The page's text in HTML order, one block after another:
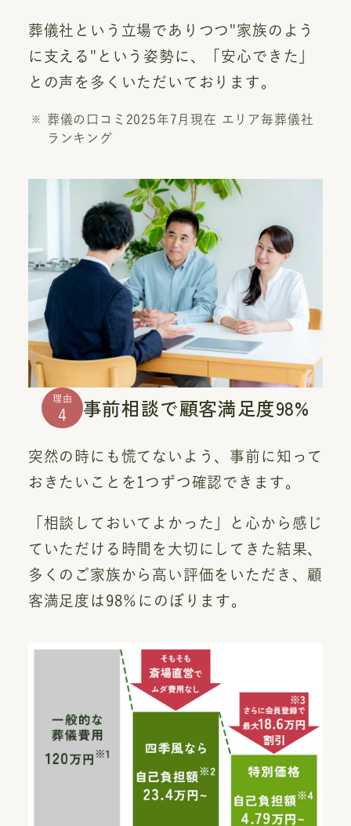
葬儀社という立場でありつつ"家族のよう
に支える"という姿勢に、「安心できた」
との声を多くいただいております。
葬儀の口コミ2025年7月現在 エリア毎葬儀社
ランキング
理由
4 事前相談で顧客満足度98%
突然の時にも慌てないよう、事前に知って
おきたいことを1つずつ確認できます。
「相談しておいてよかった」と心から感じ
ていただける時間を大切にしてきた結果、
多くのご家族から高い評価をいただき、顧
客満足度は98％にのぼります。